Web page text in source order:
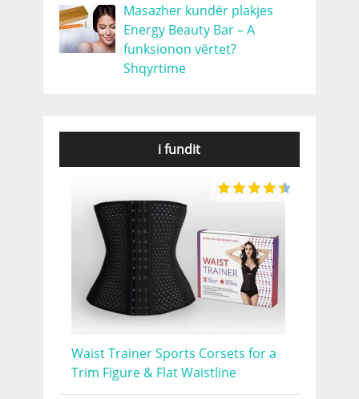
Masazher kundër plakjes
Energy Beauty Bar – A
funksionon vërtet?
Shqyrtime
i fundit
Waist Trainer Sports Corsets for a
Trim Figure & Flat Waistline